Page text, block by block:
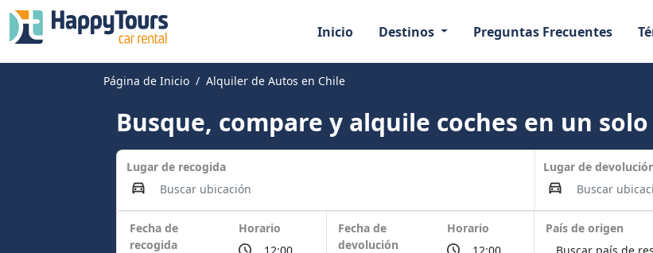
Inicio Destinos Preguntas Frecuentes
Página de Inicio Alquiler de Autos en Chile
Busque, compare y alquile coches en un
Lugar de recogida Lugar de
Fecha de
recogida
Horario
Fecha de
devolución
Horario País de origen